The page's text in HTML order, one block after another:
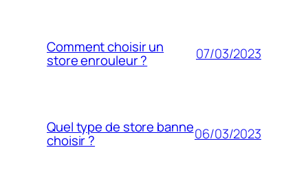
Comment choisir un
store enrouleur ? 07/03/2023
Quel type de store banne
choisir ? 06/03/2023